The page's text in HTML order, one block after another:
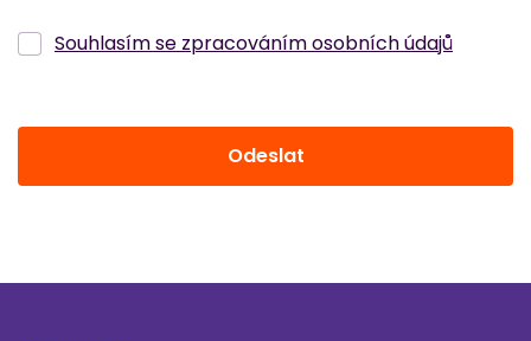
Odeslat
Souhlasím se zpracováním osobních údajů